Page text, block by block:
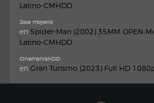
Latino-CMHDD
Jose moyano
en Spider-Man (2002) 35MM OPEN
Latino-CMHDD
CinemaniaHDD
en Gran Turismo (2023) Full HD